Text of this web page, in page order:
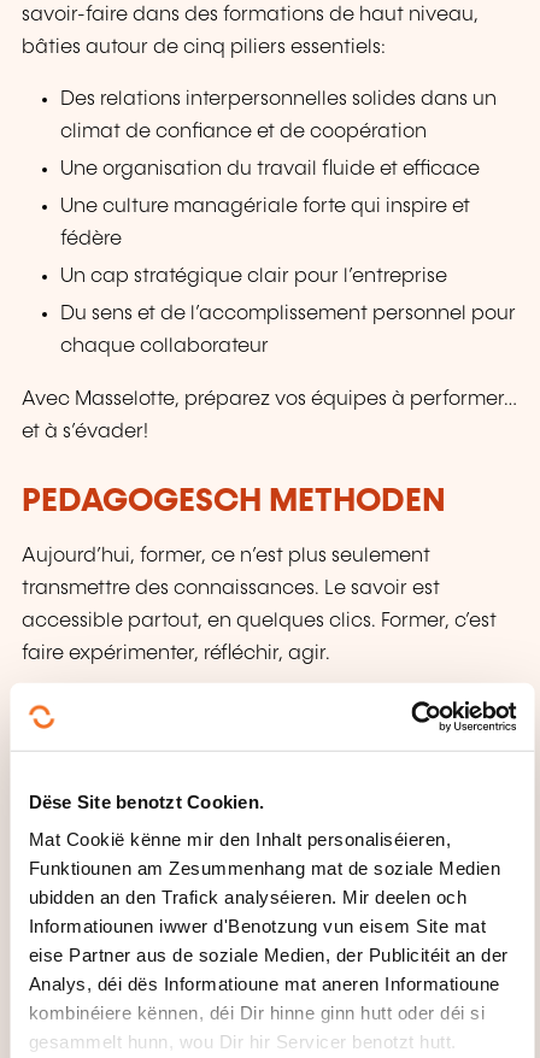
Dëse Site benotzt Cookien.
Mat Cookië kënne mir den Inhalt personaliséieren,
Funktiounen am Zesummenhang mat de soziale Medien
ubidden an den Trafick analyséieren. Mir deelen och
Informatiounen iwwer d'Benotzung vun eisem Site mat
eise Partner aus de soziale Medien, der Publicitéit an der
Analys, déi dës Informatioune mat aneren Informatioune
kombinéiere kënnen, déi Dir hinne ginn hutt oder déi si
gesammelt hunn, wou Dir hir Servicer benotzt hutt.
savoir-faire dans des formations de haut niveau,
bâties autour de cinq piliers essentiels:
Des relations interpersonnelles solides dans un
climat de confiance et de coopération
Une organisation du travail fluide et efficace
Une culture managériale forte qui inspire et
fédère
Un cap stratégique clair pour l’entreprise
Du sens et de l’accomplissement personnel pour
chaque collaborateur
Avec Masselotte, préparez vos équipes à performer…
et à s’évader!
PEDAGOGESCH METHODEN
Aujourd’hui, former, ce n’est plus seulement
transmettre des connaissances. Le savoir est
accessible partout, en quelques clics. Former, c’est
faire expérimenter, réfléchir, agir.
Nous mêlons des méthodes dynamiques et
innovante et des outils variés, issus d’approches
ateliers collaboratifs, études de cas, échanges
nourris, feedbacks constructifs, nous favorisons
l’expérimentation, la réflexion collective et la prise
de conscience individuelle.
Pas de savoir figé, pas de théorie descendante:
chaque participant*e devient acteur*trice de son
apprentissage. Grâce à cette approche, chacun
repart non seulement avec des clés de